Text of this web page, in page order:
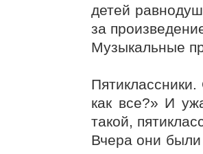
детей
за
Музыкальные
как все?» И
такой,
Вчера они